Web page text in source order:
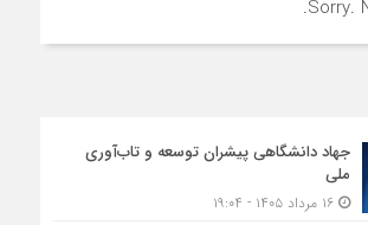
Sorry.
جهاد دانشگاهی پیشران توسعه و تاب‌آوری
ملی
۱۶ مرداد ۱۴۰۵ - ۱۹:۰۴